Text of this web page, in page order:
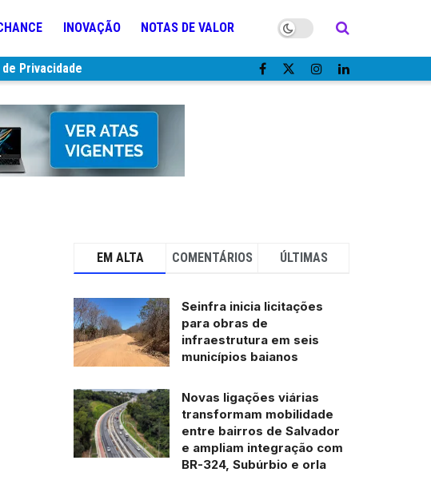
INOVAÇÃO NOTAS DE VALOR
Privacidade
EM ALTA COMENTÁRIOS ÚLTIMAS
Seinfra inicia licitações
para obras de
infraestrutura em seis
municípios baianos
Novas ligações viárias
transformam mobilidade
entre bairros de Salvador
e ampliam integração com
BR-324, Subúrbio e orla